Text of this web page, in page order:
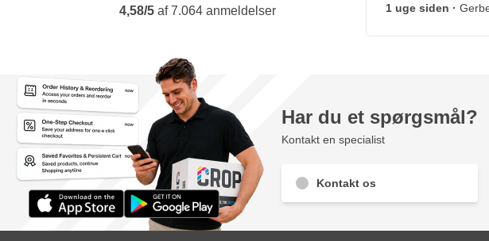
4,58/5af7.064anmeldelser 1 uge siden ·
Har du et spørgsmål?
Kontakt en specialist
Kontakt os